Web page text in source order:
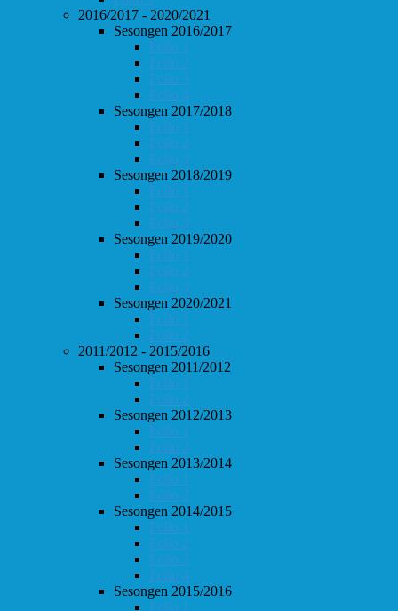
2016/2017 - 2020/2021
Sesongen 2016/2017
Follo 1
Follo 2
Follo 3
Follo 4
Sesongen 2017/2018
Follo 1
Follo 2
Follo 3
Sesongen 2018/2019
Follo 1
Follo 2
Follo 3
Sesongen 2019/2020
Follo 1
Follo 2
Follo 3
Sesongen 2020/2021
Follo 1
Follo 2
2011/2012 - 2015/2016
Sesongen 2011/2012
Follo 1
Follo 2
Sesongen 2012/2013
Follo 1
Follo 2
Sesongen 2013/2014
Follo 1
Follo 2
Sesongen 2014/2015
Follo 1
Follo 2
Follo 3
Follo 4
Sesongen 2015/2016
Follo 1